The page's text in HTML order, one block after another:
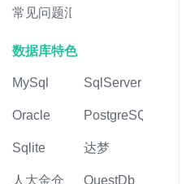
常见问题汇总
数据库特色
MySql SqlServer
Oracle PostgreSQL
Sqlite 达梦
人大金仓 QuestDb